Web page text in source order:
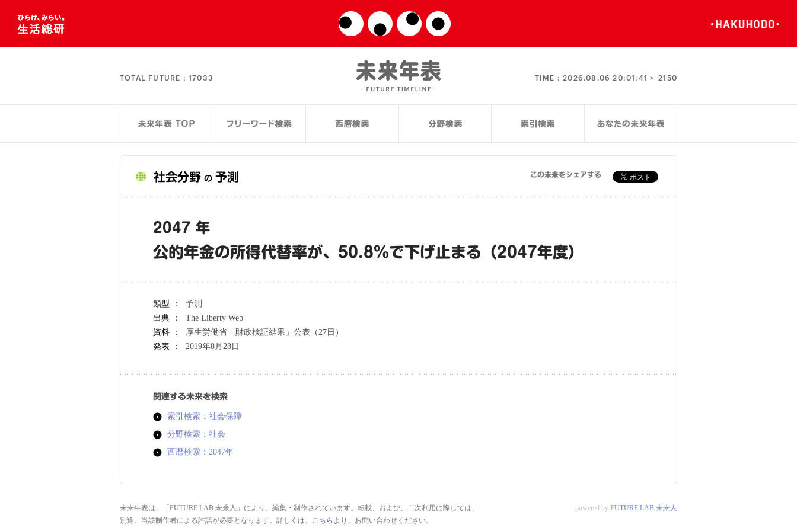
TOTAL FUTURE : 17033 TIME :2026.08.06 20:01:42 > 2150
社会分野 の 予測 この未来をシェアする
2047 年
公的年金の所得代替率が、50.8％で下げ止まる（2047年度）
類型 ：
予測
出典 ：
The Liberty Web
資料 ：
厚生労働省「財政検証結果」公表（27日）
発表 ：
2019年8月28日
関連する未来を検索
索引検索：社会保障
分野検索：社会
西暦検索：2047年
未来年表は、「FUTURE LAB 未来人」により、編集・制作されています。転載、および、二次利用に際しては、
別途、当該制作者による許諾が必要となります。詳しくは、 こちら より、お問い合わせください。
powered by FUTURE LAB 未来人